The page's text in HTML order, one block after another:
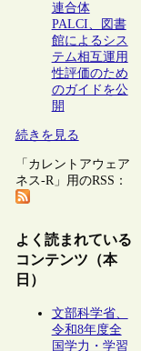
連合体
PALCI、図書
館によるシス
テム相互運用
性評価のため
のガイドを公
開
続きを見る
「カレントアウェア
ネス-R」用のRSS：
よく読まれている
コンテンツ（本
日）
文部科学省、
令和8年度全
国学力・学習